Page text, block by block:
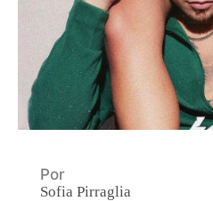
Por
Sofia Pirraglia